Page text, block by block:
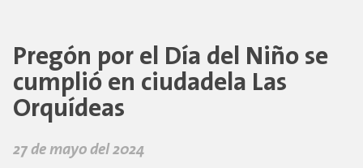
Pregón por el Día del Niño se
cumplió en ciudadela Las
Orquídeas
27 de mayo del 2024